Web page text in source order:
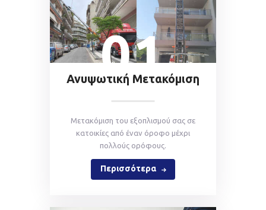
01
Ανυψωτική Μετακόμιση
Mετακόμιση του εξοπλισμού σας σε
κατοικίες από έναν όροφο μέχρι
πολλούς ορόφους.
Περισσότερα